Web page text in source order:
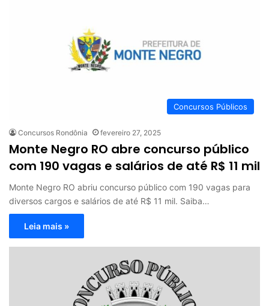
Concursos Públicos
Concursos Rondônia fevereiro 27, 2025
Monte Negro RO abre concurso público
com 190 vagas e salários de até R$ 11 mil
Monte Negro RO abriu concurso público com 190 vagas para
diversos cargos e salários de até R$ 11 mil. Saiba…
Leia mais »